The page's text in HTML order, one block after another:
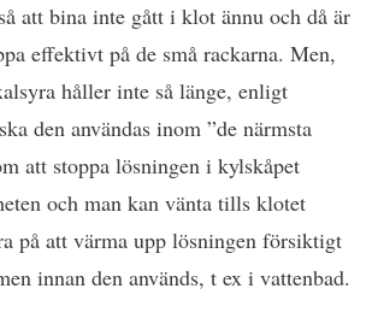
att bina inte gått i klot ännu och då är
effektivt på de små rackarna. Men,
håller inte så länge, enligt
den användas inom ”de närmsta
att stoppa lösningen i kylskåpet
och man kan vänta tills klotet
på att värma upp lösningen försiktigt
innan den används, t ex i vattenbad.